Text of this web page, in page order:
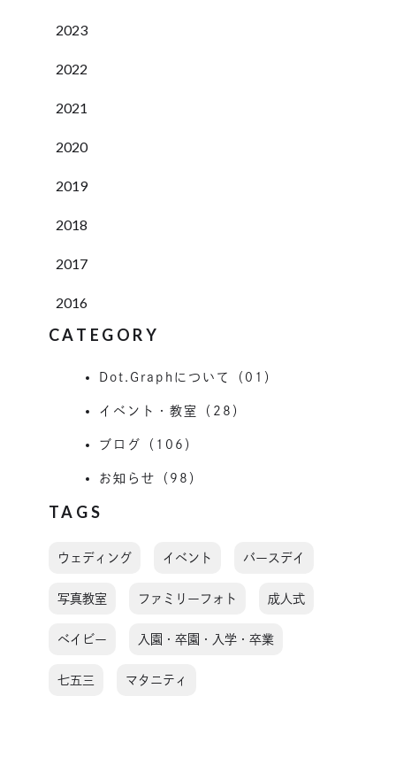
2023
2022
2021
2020
2019
2018
2017
2016
CATEGORY
Dot.Graphについて（01）
イベント・教室（28）
ブログ（106）
お知らせ（98）
TAGS
ウェディング イベント バースデイ
写真教室 ファミリーフォト 成人式
ベイビー 入園・卒園・入学・卒業
七五三 マタニティ